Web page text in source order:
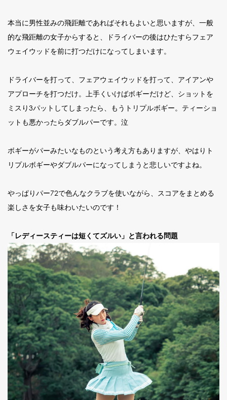
本当に男性並みの飛距離であればそれもよいと思いますが、一般
的な飛距離の女子からすると、ドライバーの後はひたすらフェア
ウェイウッドを前に打つだけになってしまいます。
ドライバーを打って、フェアウェイウッドを打って、アイアンや
アプローチを打つだけ。上手くいけばボギーだけど、ショットを
ミスり3パットしてしまったら、もうトリプルボギー。ティーショ
ットも悪かったらダブルパーです。泣
ボギーがパーみたいなものという考え方もありますが、やはりト
リプルボギーやダブルパーになってしまうと悲しいですよね。
やっぱりパー72で色んなクラブを使いながら、スコアをまとめる
楽しさを女子も味わいたいのです！
「レディースティーは短くてズルい」と言われる問題